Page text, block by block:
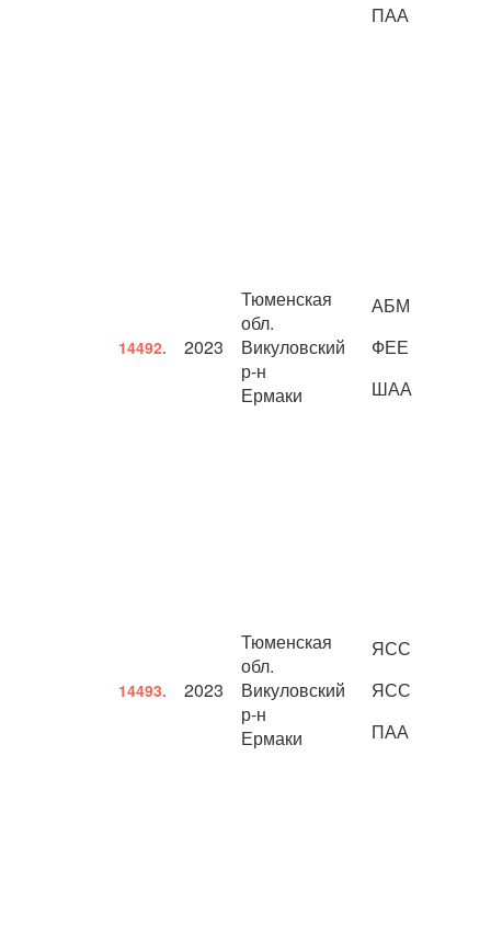
ПАА
14492. 2023
Тюменская
обл.
Викуловский
р-н
Ермаки
АБМ
ФЕЕ
ШАА
14493. 2023
Тюменская
обл.
Викуловский
р-н
Ермаки
ЯСС
ЯСС
ПАА